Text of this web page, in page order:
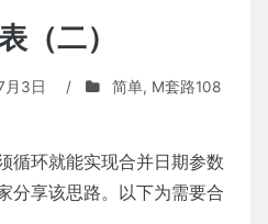
（二）
月3日 / 简单, M套路108
循环就能实现合并日期参数
分享该思路。以下为需要合